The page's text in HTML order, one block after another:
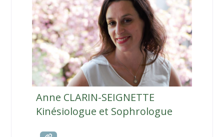
Anne CLARIN-SEIGNETTE
Kinésiologue et Sophrologue